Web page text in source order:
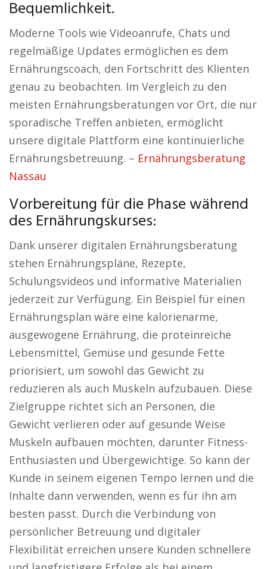
Bequemlichkeit.
Moderne Tools wie Videoanrufe, Chats und
regelmäßige Updates ermöglichen es dem
Ernährungscoach, den Fortschritt des Klienten
genau zu beobachten. Im Vergleich zu den
meisten Ernährungsberatungen vor Ort, die nur
sporadische Treffen anbieten, ermöglicht
unsere digitale Plattform eine kontinuierliche
Ernährungsbetreuung. – Ernährungsberatung
Nassau
Vorbereitung für die Phase während
des Ernährungskurses:
Dank unserer digitalen Ernährungsberatung
stehen Ernährungspläne, Rezepte,
Schulungsvideos und informative Materialien
jederzeit zur Verfügung. Ein Beispiel für einen
Ernährungsplan wäre eine kalorienarme,
ausgewogene Ernährung, die proteinreiche
Lebensmittel, Gemüse und gesunde Fette
priorisiert, um sowohl das Gewicht zu
reduzieren als auch Muskeln aufzubauen. Diese
Zielgruppe richtet sich an Personen, die
Gewicht verlieren oder auf gesunde Weise
Muskeln aufbauen möchten, darunter Fitness-
Enthusiasten und Übergewichtige. So kann der
Kunde in seinem eigenen Tempo lernen und die
Inhalte dann verwenden, wenn es für ihn am
besten passt. Durch die Verbindung von
persönlicher Betreuung und digitaler
Flexibilität erreichen unsere Kunden schnellere